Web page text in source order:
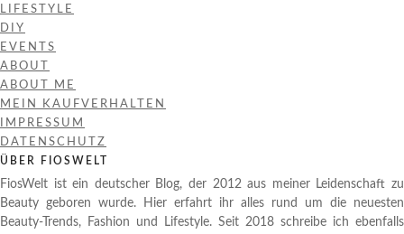
LIFESTYLE
DIY
EVENTS
ABOUT
ABOUT ME
MEIN KAUFVERHALTEN
IMPRESSUM
DATENSCHUTZ
ÜBER FIOSWELT
FiosWelt ist ein deutscher Blog, der 2012 aus meiner Leidenschaft zu
Beauty geboren wurde. Hier erfahrt ihr alles rund um die neuesten
Beauty-Trends, Fashion und Lifestyle. Seit 2018 schreibe ich ebenfalls